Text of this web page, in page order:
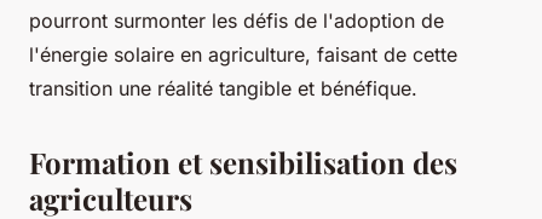
pourront surmonter les défis de l'adoption de
l'énergie solaire en agriculture, faisant de cette
transition une réalité tangible et bénéfique.
Formation et sensibilisation des
agriculteurs